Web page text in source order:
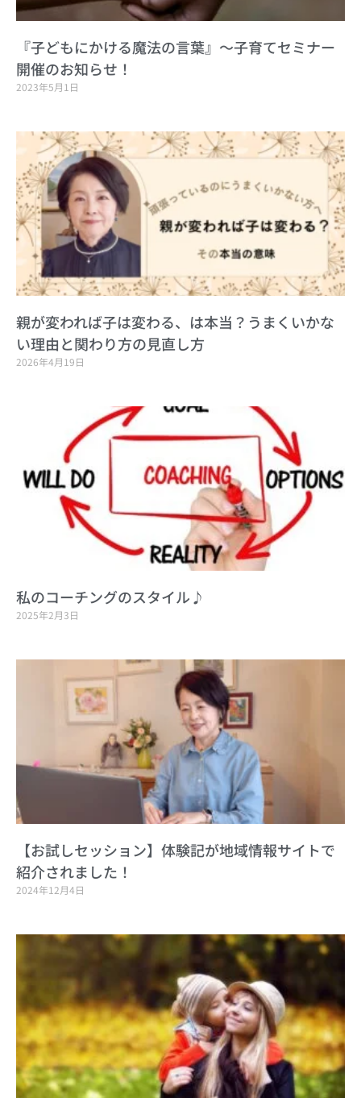
『子どもにかける魔法の言葉』～子育てセミナー
開催のお知らせ！
2023年5月1日
親が変われば子は変わる、は本当？うまくいかな
い理由と関わり方の見直し方
2026年4月19日
私のコーチングのスタイル♪
2025年2月3日
【お試しセッション】体験記が地域情報サイトで
紹介されました！
2024年12月4日